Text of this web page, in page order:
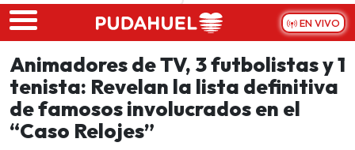
Skip to main content
EN VIVO
Animadores de TV, 3 futbolistas y 1
tenista: Revelan la lista definitiva
de famosos involucrados en el
“Caso Relojes”